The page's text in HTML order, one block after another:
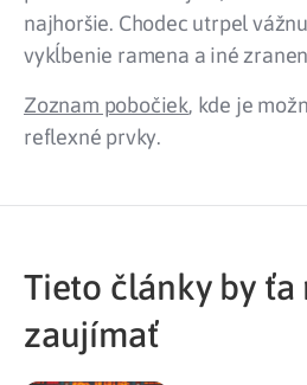
najhoršie. Chodec utrpel
vykĺbenie ramena a iné
Zoznam pobočiek, kde je
reflexné prvky.
Tieto články by ťa
zaujímať